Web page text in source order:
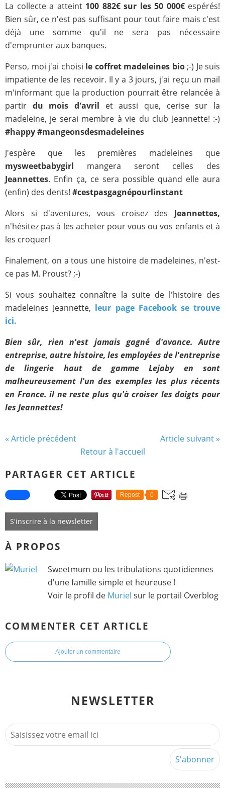
La collecte a atteint 100 882€ sur les 50 000€espérés!
Bien sûr, ce n'est pas suffisant pour tout faire mais c'est
déjà une somme qu'il ne sera pas nécessaire
d'emprunter aux banques.
Perso, moi j'ai choisi le coffret madeleines bio ;-) Je suis
impatiente de les recevoir. Il y a 3 jours, j'ai reçu un mail
m'informant que la production pourrait être relancée à
partir du mois d'avril et aussi que, cerise sur la
madeleine, je serai membre à vie du club Jeannette! :-)
#happy #mangeonsdesmadeleines
J'espère que les premières madeleines que
mysweetbabygirl mangera seront celles des
Jeannettes. Enfin ça, ce sera possible quand elle aura
(enfin) des dents! #cestpasgagnépourlinstant
Alors si d'aventures, vous croisez des Jeannettes,
n'hésitez pas à les acheter pour vous ou vos enfants et à
les croquer!
Finalement, on a tous une histoire de madeleines, n'est-
ce pas M. Proust? ;-)
Si vous souhaitez connaître la suite de l'histoire des
madeleines Jeannette, leur page Facebook se trouve
ici.
Bien sûr, rien n'est jamais gagné d'avance. Autre
entreprise, autre histoire, les employées de l'entreprise
de lingerie haut de gamme Lejaby en sont
malheureusement l'un des exemples les plus récents
en France. il ne reste plus qu'à croiser les doigts pour
les Jeannettes!
« Article précédent
Article suivant »
Retour à l'accueil
PARTAGER CET ARTICLE
Repost 0
S'inscrire à la newsletter
À PROPOS
Sweetmum ou les tribulations quotidiennes
d'une famille simple et heureuse !
Voir le profil de Muriel sur le portail Overblog
COMMENTER CET ARTICLE
Ajouter un commentaire
NEWSLETTER